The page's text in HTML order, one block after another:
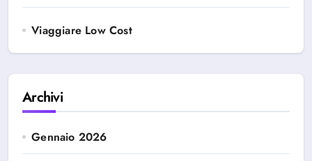
Viaggiare Low Cost
Archivi
Gennaio 2026